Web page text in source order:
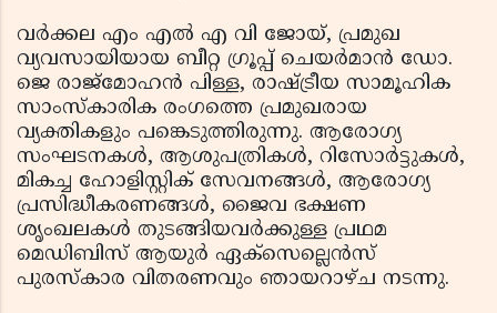
വര്‍ക്കല എം എല്‍ എ വി ജോയ്, പ്രമുഖ
വ്യവസായിയായ ബീറ്റ ഗ്രൂപ്പ് ചെയര്‍മാന്‍ ഡോ.
ജെ രാജ്‌മോഹന്‍ പിള്ള, രാഷ്ട്രീയ സാമൂഹിക
സാംസ്‌കാരിക രംഗത്തെ പ്രമുഖരായ
വ്യക്തികളും പങ്കെടുത്തിരുന്നു. ആരോഗ്യ
സംഘടനകള്‍, ആശുപത്രികള്‍, റിസോര്‍ട്ടുകള്‍,
മികച്ച ഹോളിസ്റ്റിക് സേവനങ്ങള്‍, ആരോഗ്യ
പ്രസിദ്ധീകരണങ്ങള്‍, ജൈവ ഭക്ഷണ
ശൃംഖലകള്‍ തുടങ്ങിയവര്‍ക്കുള്ള പ്രഥമ
മെഡിബിസ് ആയുര്‍ ഏക്‌സെല്ലെന്‍സ്
പുരസ്‌കാര വിതരണവും ഞായറാഴ്ച നടന്നു.